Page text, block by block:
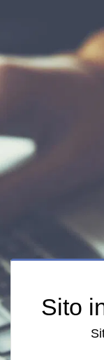
Sito